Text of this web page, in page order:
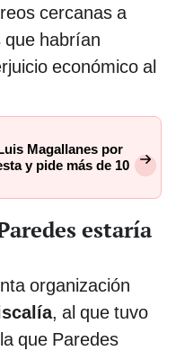
cercanas a
que habrían
económico al
Magallanes por
y pide más de 10
estaría
organización
, al que tuvo
que Paredes